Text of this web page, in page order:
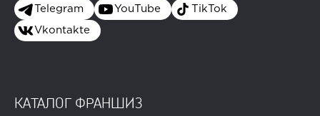
Telegram YouTube TikTok
Vkontakte
КАТАЛОГ ФРАНШИЗ